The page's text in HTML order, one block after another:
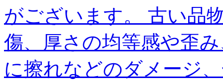
がございます。 古い品
傷、厚さの均等感や歪
に擦れなどのダメージ